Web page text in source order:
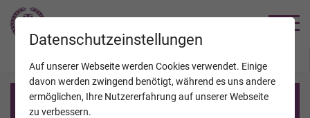
Registrierung auf TrauerHilfe.it
Datenschutzeinstellungen
Auf unserer Webseite werden Cookies verwendet. Einige
davon werden zwingend benötigt, während es uns andere
ermöglichen, Ihre Nutzererfahrung auf unserer Webseite
zu verbessern.
JAHRESTAGE KALENDER VERSTORBENE